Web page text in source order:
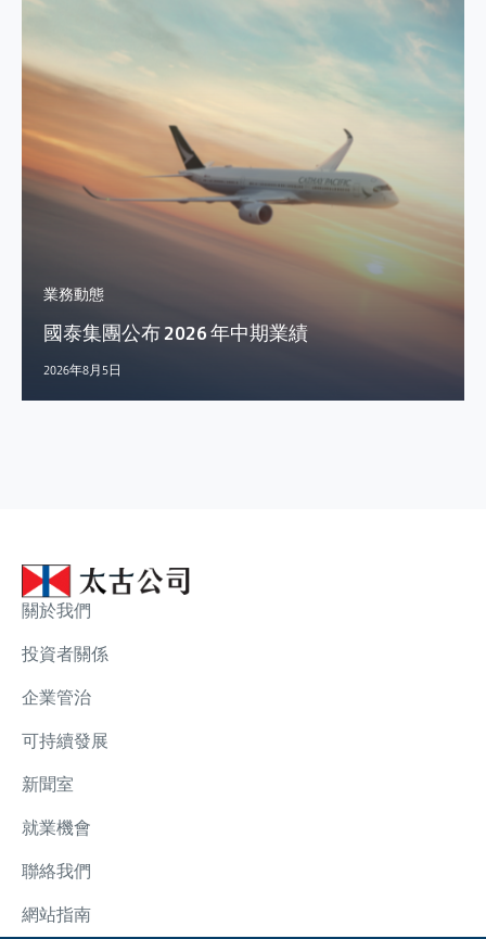
業務動態
國泰集團公布 2026 年中期業績
2026年8月5日
關於我們
投資者關係
企業管治
可持續發展
新聞室
就業機會
聯絡我們
網站指南